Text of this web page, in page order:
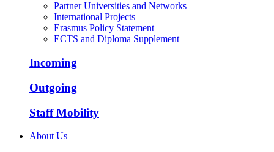
Partner Universities and Networks
International Projects
Erasmus Policy Statement
ECTS and Diploma Supplement
Incoming
Outgoing
Staff Mobility
About Us